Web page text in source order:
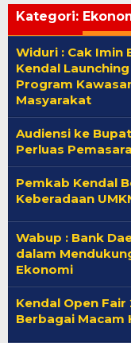
Kategori:
Widuri : Cak Imin
Kendal
Program
Masyarakat
Audiensi ke
Perluas
Pemkab Kendal
Keberadaan
Wabup : Bank
dalam
Ekonomi
Kendal Open
Berbagai Macam